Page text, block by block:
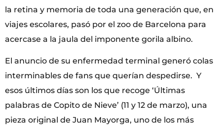
la retina y memoria de toda una generación que, en
viajes escolares, pasó por el zoo de Barcelona para
acercase a la jaula del imponente gorila albino.
El anuncio de su enfermedad terminal generó colas
interminables de fans que querían despedirse. Y
esos últimos días son los que recoge ‘Últimas
palabras de Copito de Nieve’ (11 y 12 de marzo), una
pieza original de Juan Mayorga, uno de los más